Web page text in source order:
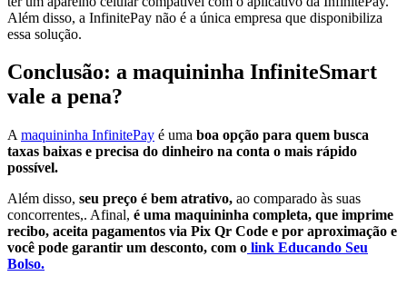
Além disso, a InfinitePay não é a única empresa que disponibiliza
essa solução.
Conclusão: a maquininha InfiniteSmart
vale a pena?
A maquininha InfinitePay é uma boa opção para quem busca
taxas baixas e precisa do dinheiro na conta o mais rápido
possível.
Além disso, seu preço é bem atrativo, ao comparado às suas
concorrentes,. Afinal, é uma maquininha completa, que imprime
recibo, aceita pagamentos via Pix Qr Code e por aproximação e
você pode garantir um desconto, com o link Educando Seu
Bolso.